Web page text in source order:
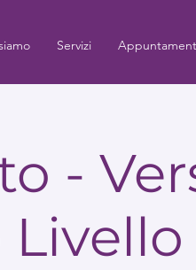
Servizi
-